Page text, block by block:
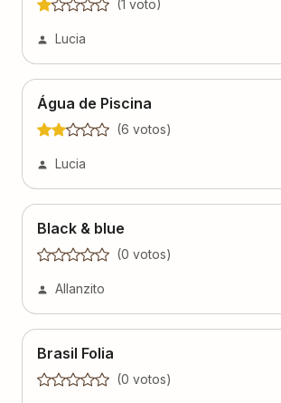
Lucia
Água de Piscina
(6 votos)
Lucia
Black & blue
(0 votos)
Allanzito
Brasil Folia
(0 votos)